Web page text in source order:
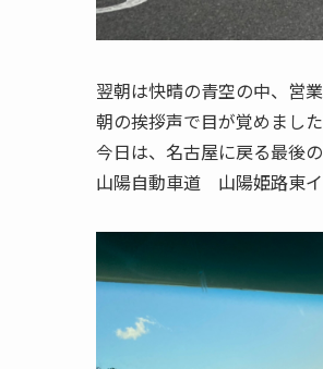
翌朝は快晴の青空の中、営
朝の挨拶声で目が覚めました
今日は、名古屋に戻る最後
山陽自動車道 山陽姫路東イ